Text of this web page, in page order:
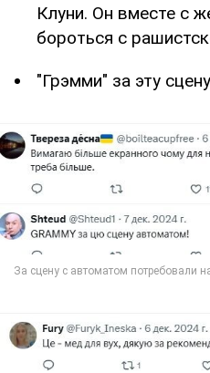
Клуни. Он вместе с
бороться с
"Грэмми" за эту